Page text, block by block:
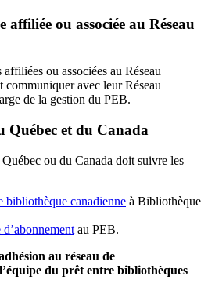
ou associée au Réseau
ou associées au Réseau
avec leur Réseau
de la gestion du PEB.
et du Canada
ou du Canada doit suivre les
bibliothèque canadienne à Bibliothèque
au PEB.
au réseau de
du prêt entre bibliothèques